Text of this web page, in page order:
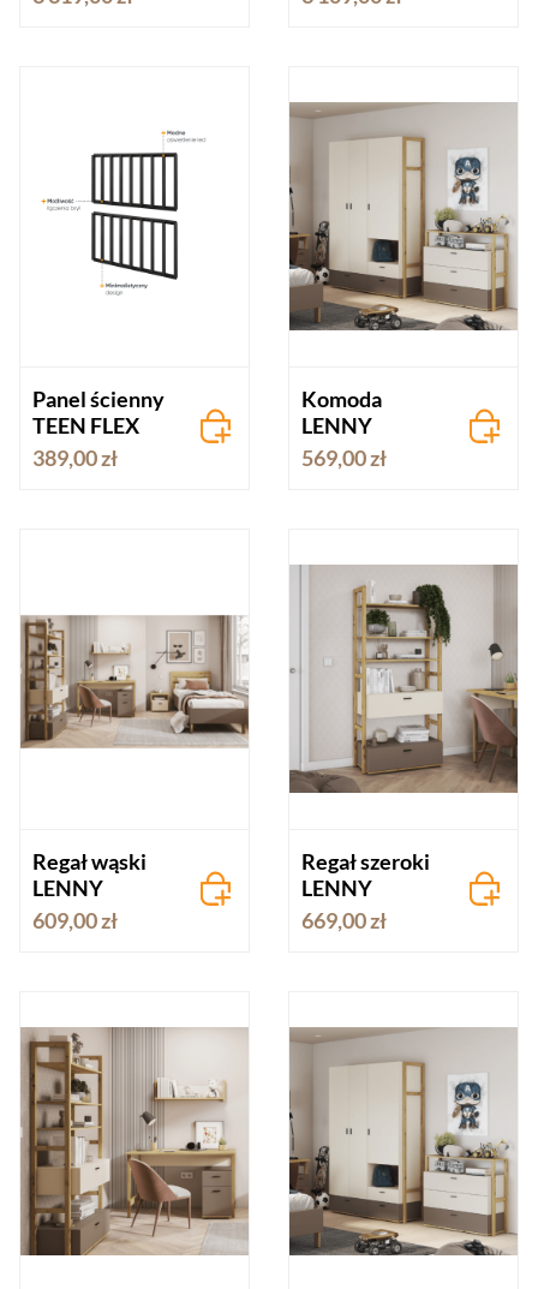
Panel ścienny
TEEN FLEX
389,00 zł
Komoda
LENNY
569,00 zł
Regał wąski
LENNY
609,00 zł
Regał szeroki
LENNY
669,00 zł